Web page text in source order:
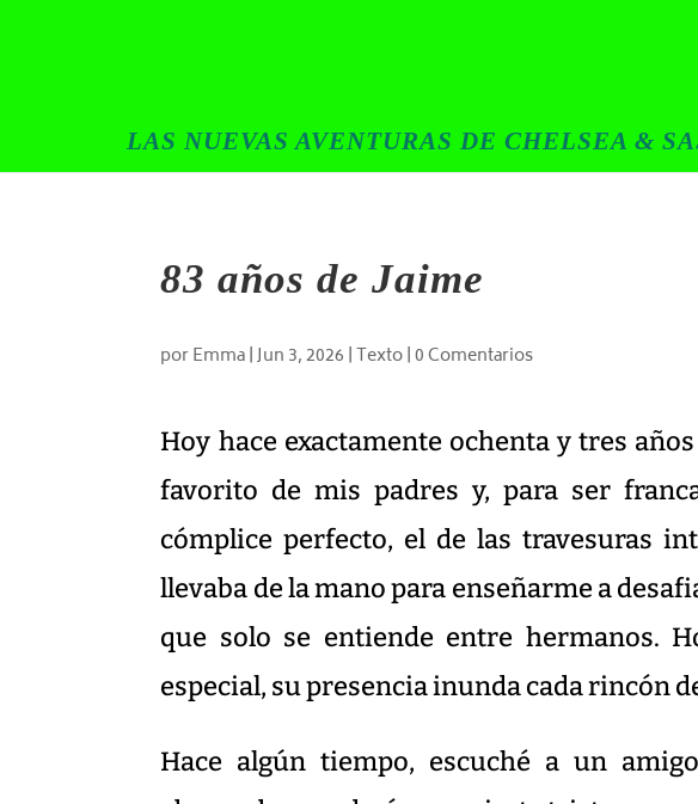
LAS NUEVAS AVENTURAS DE CHELSEA &
83 años de Jaime
porEmma|Jun 3, 2026 |Texto|0 Comentarios
Hoy hace exactamente ochenta y tres
favorito de mis padres y, para ser
cómplice perfecto, el de las travesuras
llevaba de la mano para enseñarme a
que solo se entiende entre hermanos.
especial, su presencia inunda cada rincón
Hace algún tiempo, escuché a un